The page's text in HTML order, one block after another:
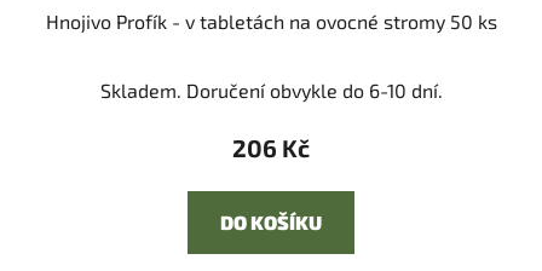
Hnojivo Profík - v tabletách na ovocné stromy 50 ks
Skladem. Doručení obvykle do 6-10 dní.
206 Kč
DO KOŠÍKU